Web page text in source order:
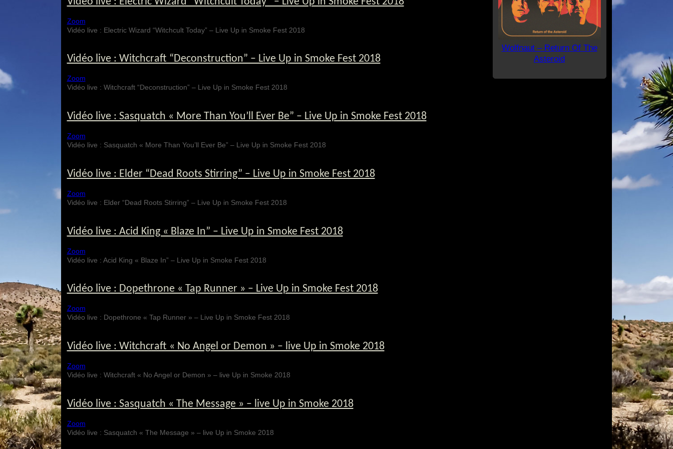
Zoom
Vidéo live : Electric Wizard “Witchcult Today” – Live Up in Smoke Fest 2018
Vidéo live : Witchcraft “Deconstruction” – Live Up in Smoke Fest 2018
Zoom
Vidéo live : Witchcraft “Deconstruction” – Live Up in Smoke Fest 2018
Vidéo live : Sasquatch « More Than You’ll Ever Be” – Live Up in Smoke Fest 2018
Zoom
Vidéo live : Sasquatch « More Than You’ll Ever Be” – Live Up in Smoke Fest 2018
Vidéo live : Elder “Dead Roots Stirring” – Live Up in Smoke Fest 2018
Zoom
Vidéo live : Elder “Dead Roots Stirring” – Live Up in Smoke Fest 2018
Vidéo live : Acid King « Blaze In” – Live Up in Smoke Fest 2018
Zoom
Vidéo live : Acid King « Blaze In” – Live Up in Smoke Fest 2018
Vidéo live : Dopethrone « Tap Runner » – Live Up in Smoke Fest 2018
Zoom
Vidéo live : Dopethrone « Tap Runner » – Live Up in Smoke Fest 2018
Vidéo live : Witchcraft « No Angel or Demon » – live Up in Smoke 2018
Zoom
Vidéo live : Witchcraft « No Angel or Demon » – live Up in Smoke 2018
Vidéo live : Sasquatch « The Message » – live Up in Smoke 2018
Zoom
Vidéo live : Sasquatch « The Message » – live Up in Smoke 2018
Wolfnaut – Return Of The
Asteroid